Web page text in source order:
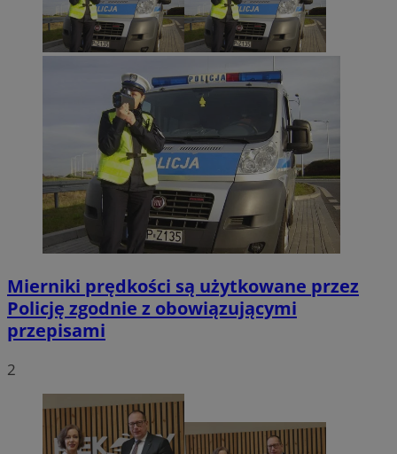
Mierniki prędkości są użytkowane przez
Policję zgodnie z obowiązującymi
przepisami
2